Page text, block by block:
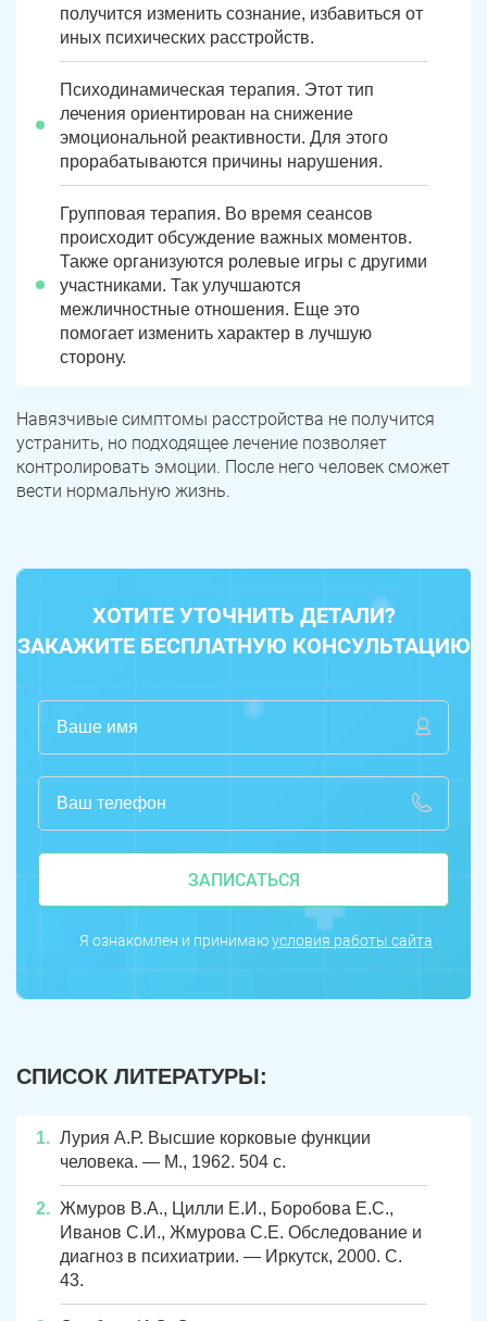
получится изменить сознание, избавиться от
иных психических расстройств.
Психодинамическая терапия. Этот тип
лечения ориентирован на снижение
эмоциональной реактивности. Для этого
прорабатываются причины нарушения.
Групповая терапия. Во время сеансов
происходит обсуждение важных моментов.
Также организуются ролевые игры с другими
участниками. Так улучшаются
межличностные отношения. Еще это
помогает изменить характер в лучшую
сторону.
Навязчивые симптомы расстройства не получится
устранить, но подходящее лечение позволяет
контролировать эмоции. После него человек сможет
вести нормальную жизнь.
ХОТИТЕ УТОЧНИТЬ ДЕТАЛИ?
ЗАКАЖИТЕ БЕСПЛАТНУЮ КОНСУЛЬТАЦИЮ
ЗАПИСАТЬСЯ
Я ознакомлен и принимаюусловия работы сайта
СПИСОК ЛИТЕРАТУРЫ:
Лурия А.Р. Высшие корковые функции
человека. — М., 1962. 504 с.
Жмуров В.А., Цилли Е.И., Боробова Е.С.,
Иванов С.И., Жмурова С.Е. Обследование и
диагноз в психиатрии. — Иркутск, 2000. С.
43.
ПОЛУЧИТЬ ПОМОЩЬ
ЗАДАТЬ ВОПРОС
ПОЛУЧИТЬ ПОМОЩЬ
ПОЛУЧИТЬ ПОМОЩЬ
Касли Роза
Челябинск Сим